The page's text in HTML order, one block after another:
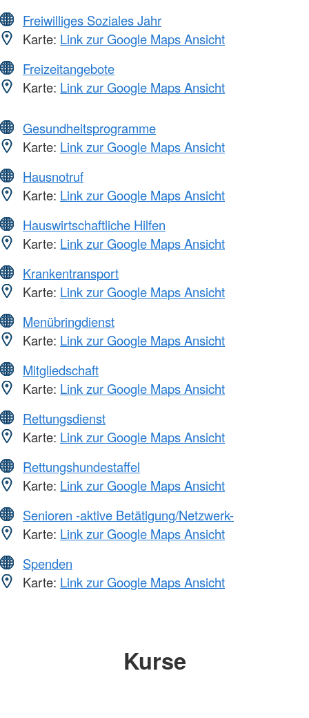
Freiwilliges Soziales Jahr
Karte: Link zur Google Maps Ansicht
Freizeitangebote
Karte: Link zur Google Maps Ansicht
Gesundheitsprogramme
Karte: Link zur Google Maps Ansicht
Hausnotruf
Karte: Link zur Google Maps Ansicht
Hauswirtschaftliche Hilfen
Karte: Link zur Google Maps Ansicht
Krankentransport
Karte: Link zur Google Maps Ansicht
Menübringdienst
Karte: Link zur Google Maps Ansicht
Mitgliedschaft
Karte: Link zur Google Maps Ansicht
Rettungsdienst
Karte: Link zur Google Maps Ansicht
Rettungshundestaffel
Karte: Link zur Google Maps Ansicht
Senioren -aktive Betätigung/Netzwerk-
Karte: Link zur Google Maps Ansicht
Spenden
Karte: Link zur Google Maps Ansicht
Kurse